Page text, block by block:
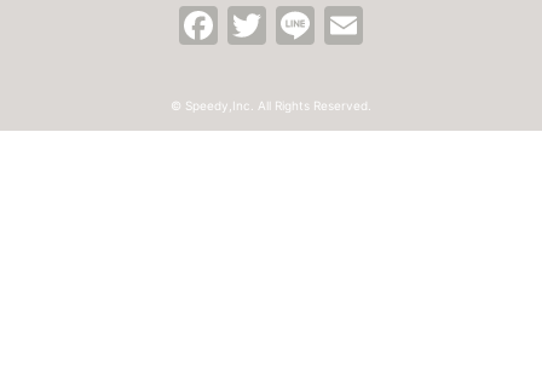
Facebook
Twitter
Line
© Speedy,Inc. All Rights Reserved.